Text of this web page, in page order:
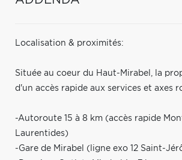
Localisation & proximités:
Située au coeur du Haut-Mirabel, la
d'un accès rapide aux services et axes
-Autoroute 15 à 8 km (accès rapide
Laurentides)
-Gare de Mirabel (ligne exo 12 Saint-